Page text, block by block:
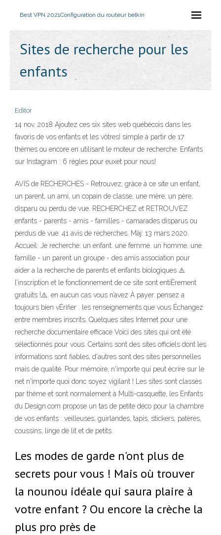
Best VPN 2021Configuration du routeur belkin
Sites de recherche pour les
enfants
Editor
14 nov. 2018 Ajoutez ces six sites web québécois dans les
favoris de vos enfants et les vôtres! simple à partir de 17
thèmes ou encore en utilisant le moteur de recherche. Enfants
sur Instagram : 6 règles pour euxet pour nous!
AVIS de RECHERCHES - Retrouvez, gràce à ce site un enfant,
un parent, un ami, un copain de classe, une mère, un père,
disparu ou perdu de vue. RECHERCHEZ et RETROUVEZ
enfants - parents - amis - familles - camarades disparus ou
perdus de vue: 41 avis de recherches. Màj: 13 mars 2020.
Accueil: Je recherche: un enfant. une femme. un homme. une
famille - un parent un groupe - des amis association pour
aider a la recherche de parents et enfants biologiques ⚠️
l’inscription et le fonctionnement de ce site sont entiÈrement
gratuits !⚠️. en aucun cas vous n’avez À payer. pensez a
toujours bien vÉrifier . les renseignements que vous Échangez
entre membres inscrits. Quelques sites Internet pour une
recherche documentaire efficace Voici des sites qui ont été
sélectionnés pour vous. Certains sont des sites officiels dont les
informations sont fiables, d'autres sont des sites personnelles
mais de qualité. Pour mémoire, n'importe qui peut écrire sur le
net n'importe quoi donc soyez vigilant ! Les sites sont classés
par thème et sont normalement à Multi-casquette, les Enfants
du Design.com propose un tas de petite déco pour la chambre
de vos enfants : veilleuses, guirlandes, tapis, stickers, patères,
coussins, linge de lit et de petits
Les modes de garde n'ont plus de
secrets pour vous ! Mais où trouver
la nounou idéale qui saura plaire à
votre enfant ? Ou encore la crèche la
plus pro près de